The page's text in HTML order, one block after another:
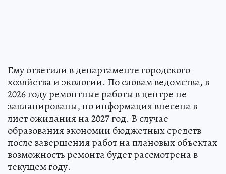
Ему ответили в департаменте городского
хозяйства и экологии. По словам ведомства, в
2026 году ремонтные работы в центре не
запланированы, но информация внесена в
лист ожидания на 2027 год. В случае
образования экономии бюджетных средств
после завершения работ на плановых объектах
возможность ремонта будет рассмотрена в
текущем году.